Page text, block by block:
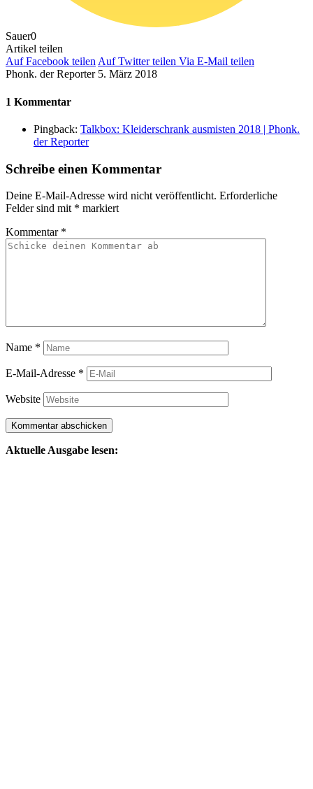
Sauer0
Artikel teilen
Auf Facebook teilen Auf Twitter teilen Via E-Mail teilen
Phonk. der Reporter 5. März 2018
1 Kommentar
Pingback: Talkbox: Kleiderschrank ausmisten 2018 | Phonk.
der Reporter
Schreibe einen Kommentar
Deine E-Mail-Adresse wird nicht veröffentlicht. Erforderliche
Felder sind mit * markiert
Kommentar *
Name *
E-Mail-Adresse *
Website
Aktuelle Ausgabe lesen: